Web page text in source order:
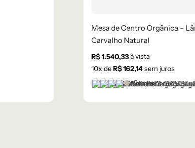
Mesa de Centro Orgânica –
Carvalho Natural
R$1.540,33à vista
10x deR$162,14sem juros
Castanho
Champanhe
Cinza Grafite Metalizado
Ébano
Lâmina Frapê
+2 cores